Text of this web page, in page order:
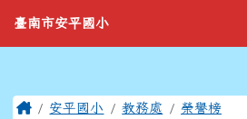
臺南市安平國小
導覽列
臺南市安平國小
主內容區域
Home安平國小 教務處
榮譽榜
頁尾區域